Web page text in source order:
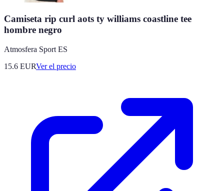
Camiseta rip curl aots ty williams coastline tee
hombre negro
Atmosfera Sport ES
15.6 EURVer el precio